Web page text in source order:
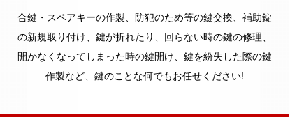
合鍵・スペアキーの作製、防犯のため等の鍵交換、補助錠
の新規取り付け、鍵が折れたり、回らない時の鍵の修理、
開かなくなってしまった時の鍵開け、鍵を紛失した際の鍵
作製など、鍵のことな何でもお任せください!